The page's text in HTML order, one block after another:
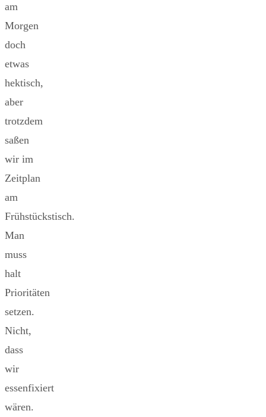
am
Morgen
doch
etwas
hektisch,
aber
trotzdem
saßen
wir im
Zeitplan
am
Frühstückstisch.
Man
muss
halt
Prioritäten
setzen.
Nicht,
dass
wir
essenfixiert
wären.